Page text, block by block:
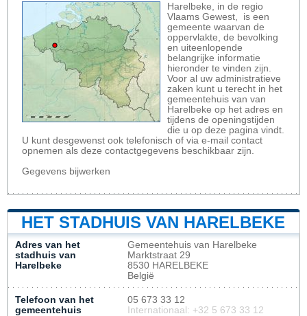
Harelbeke, in de regio
Vlaams Gewest, is een
gemeente waarvan de
oppervlakte, de bevolking
en uiteenlopende
belangrijke informatie
hieronder te vinden zijn.
Voor al uw administratieve
zaken kunt u terecht in het
gemeentehuis van van
Harelbeke op het adres en
tijdens de openingstijden
die u op deze pagina vindt.
U kunt desgewenst ook telefonisch of via e-mail contact
opnemen als deze contactgegevens beschikbaar zijn.
Gegevens bijwerken
HET STADHUIS VAN HARELBEKE
Adres van het
stadhuis van
Harelbeke
Gemeentehuis van Harelbeke
Marktstraat 29
8530 HARELBEKE
België
Telefoon van het
gemeentehuis
05 673 33 12
Internationaal: +32 5 673 33 12